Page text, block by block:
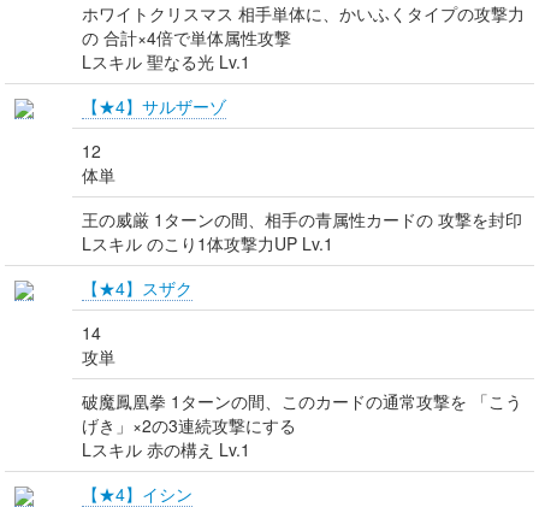
ホワイトクリスマス 相手単体に、かいふくタイプの攻撃力
の 合計×4倍で単体属性攻撃
Lスキル 聖なる光 Lv.1
【★4】サルザーゾ
12
体単
王の威厳 1ターンの間、相手の青属性カードの 攻撃を封印
Lスキル のこり1体攻撃力UP Lv.1
【★4】スザク
14
攻単
破魔鳳凰拳 1ターンの間、このカードの通常攻撃を 「こう
げき」×2の3連続攻撃にする
Lスキル 赤の構え Lv.1
【★4】イシン